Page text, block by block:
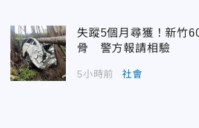
失蹤5個月尋獲！新竹
骨 警方報請相驗
5小時前 社會